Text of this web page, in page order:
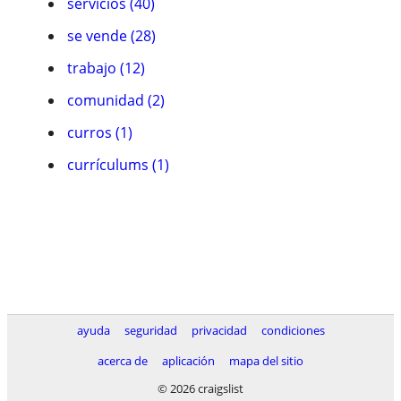
se vende (28)
trabajo (12)
comunidad (2)
curros (1)
currículums (1)
ayuda seguridad privacidad
condiciones
acerca de
aplicación
mapa del sitio
© 2026 craigslist